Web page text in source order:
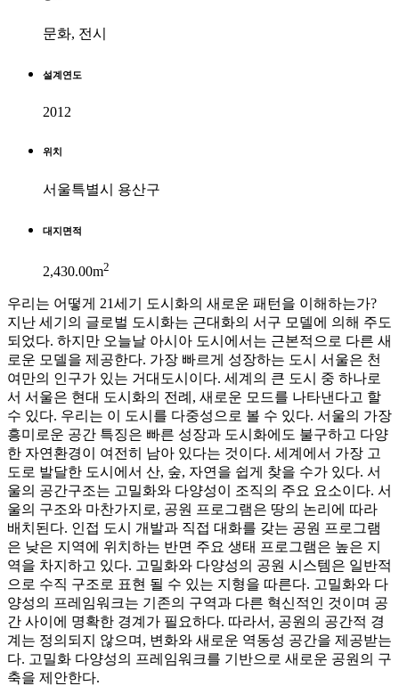
문화, 전시
설계연도
2012
위치
서울특별시 용산구
대지면적
2,430.00m2
우리는 어떻게 21세기 도시화의 새로운 패턴을 이해하는가?
지난 세기의 글로벌 도시화는 근대화의 서구 모델에 의해 주도
되었다. 하지만 오늘날 아시아 도시에서는 근본적으로 다른 새
로운 모델을 제공한다. 가장 빠르게 성장하는 도시 서울은 천
여만의 인구가 있는 거대도시이다. 세계의 큰 도시 중 하나로
서 서울은 현대 도시화의 전례, 새로운 모드를 나타낸다고 할
수 있다. 우리는 이 도시를 다중성으로 볼 수 있다. 서울의 가장
흥미로운 공간 특징은 빠른 성장과 도시화에도 불구하고 다양
한 자연환경이 여전히 남아 있다는 것이다. 세계에서 가장 고
도로 발달한 도시에서 산, 숲, 자연을 쉽게 찾을 수가 있다. 서
울의 공간구조는 고밀화와 다양성이 조직의 주요 요소이다. 서
울의 구조와 마찬가지로, 공원 프로그램은 땅의 논리에 따라
배치된다. 인접 도시 개발과 직접 대화를 갖는 공원 프로그램
은 낮은 지역에 위치하는 반면 주요 생태 프로그램은 높은 지
역을 차지하고 있다. 고밀화와 다양성의 공원 시스템은 일반적
으로 수직 구조로 표현 될 수 있는 지형을 따른다. 고밀화와 다
양성의 프레임워크는 기존의 구역과 다른 혁신적인 것이며 공
간 사이에 명확한 경계가 필요하다. 따라서, 공원의 공간적 경
계는 정의되지 않으며, 변화와 새로운 역동성 공간을 제공받는
다. 고밀화 다양성의 프레임워크를 기반으로 새로운 공원의 구
축을 제안한다.